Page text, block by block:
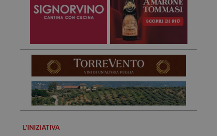
L'INIZIATIVA